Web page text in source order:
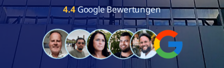
4.4Google Bewertungen